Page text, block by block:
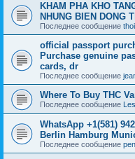
KHAM PHA KHO
NHUNG BIEN DONG
Последнее сообщение
official passport
Purchase genuine
cards, dr
Последнее сообщение
Where To Buy THC
Последнее сообщение
WhatsApp +1(581)
Berlin Hamburg
Последнее сообщение